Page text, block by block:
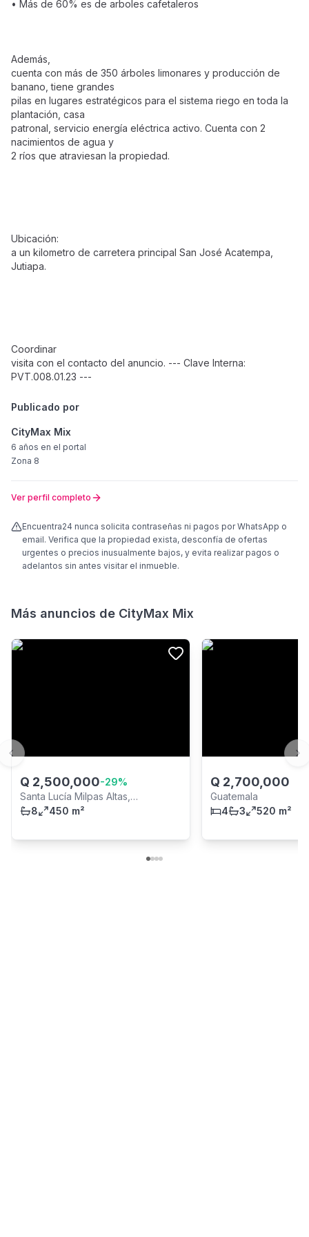
• Más de 60% es de arboles cafetaleros
Además,
cuenta con más de 350 árboles limonares y producción de
banano, tiene grandes
pilas en lugares estratégicos para el sistema riego en toda la
plantación, casa
patronal, servicio energía eléctrica activo. Cuenta con 2
nacimientos de agua y
2 ríos que atraviesan la propiedad.
Ubicación:
a un kilometro de carretera principal San José Acatempa,
Jutiapa.
Coordinar
visita con el contacto del anuncio. --- Clave Interna:
PVT.008.01.23 ---
Publicado por
CityMax Mix
6 años en el portal
Zona 8
Ver perfil completo
Encuentra24 nunca solicita contraseñas ni pagos por WhatsApp o
email. Verifica que la propiedad exista, desconfía de ofertas
urgentes o precios inusualmente bajos, y evita realizar pagos o
adelantos sin antes visitar el inmueble.
Más anuncios de CityMax Mix
Q 2,500,000-29%
Santa Lucía Milpas Altas,
Sacatepéquez
8 450 m²
Q 2,700,000
Guatemala
4
3 520 m²
Previous slide